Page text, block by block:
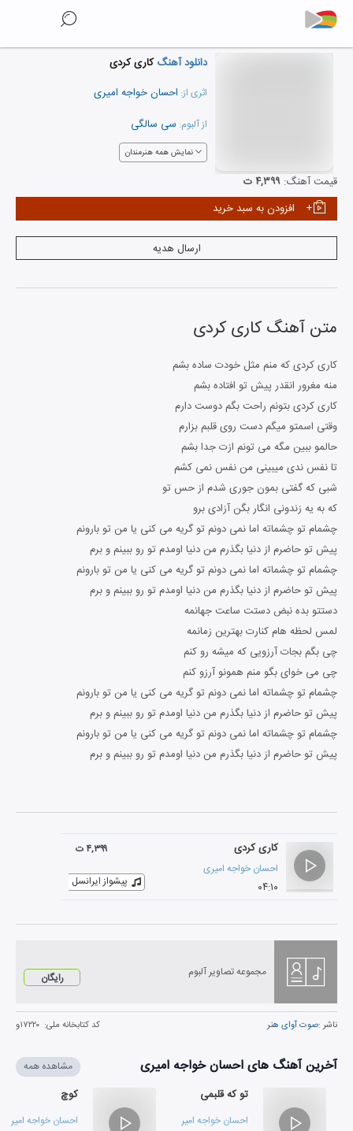
دانلود آهنگکاری کردی
اثری از: احسان خواجه امیری
از آلبوم: سی سالگی
نمایش همه هنرمندان
قیمت آهنگ: ۴,۳۹۹ ت
افزودن به سبد خرید
ارسال هدیه
متن آهنگکاری کردی
کاری کردی که منم مثل خودت ساده بشم
منه مغرور انقدر پیش تو افتاده بشم
کاری کردی بتونم راحت بگم دوست دارم
وقتی اسمتو میگم دست روی قلبم بزارم
حالمو ببین مگه می تونم ازت جدا بشم
تا نفس ندی میبینی من نفس نمی کشم
شبی که گفتی بمون جوری شدم از حس تو
که به یه زندونی انگار بگن آزادی برو
چشمام تو چشماته اما نمی دونم تو گریه می کنی یا من تو بارونم
پیش تو حاضرم از دنیا بگذرم من دنیا اومدم تو رو ببینم و برم
چشمام تو چشماته اما نمی دونم تو گریه می کنی یا من تو بارونم
پیش تو حاضرم از دنیا بگذرم من دنیا اومدم تو رو ببینم و برم
دستتو بده نبض دستت ساعت جهانمه
لمس لحظه هام کنارت بهترین زمانمه
چی بگم بجات آرزویی که میشه رو کنم
چی می خوای بگو منم همونو آرزو کنم
چشمام تو چشماته اما نمی دونم تو گریه می کنی یا من تو بارونم
پیش تو حاضرم از دنیا بگذرم من دنیا اومدم تو رو ببینم و برم
چشمام تو چشماته اما نمی دونم تو گریه می کنی یا من تو بارونم
پیش تو حاضرم از دنیا بگذرم من دنیا اومدم تو رو ببینم و برم
کاری کردی
احسان خواجه امیری
۰۴:۱۰
۴,۳۹۹ ت
پیشواز ایرانسل
مجموعه تصاویر آلبوم رایگان
ناشر :صوت آوای هنر کد کتابخانه ملی: ۱۷۲۲۰و
آخرین آهنگ های احسان خواجه امیری مشاهده همه
تو که قلبمی
احسان خواجه امیری
کوچ
احسان خواجه امیری